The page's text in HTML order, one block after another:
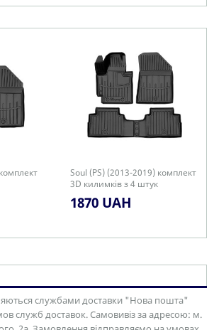
Soul (PS) (2013-2019) комплект
3D килимків з 4 штук
1870 UAH
службами доставки "Нова пошта"
служб доставок. Самовивіз за адресою: м.